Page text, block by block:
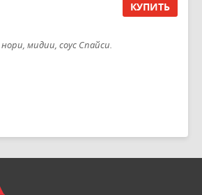
КУПИТЬ
мидии, соус Спайси.